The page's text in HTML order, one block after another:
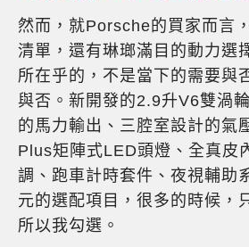
然而，就Porsche的買家而言
清單，還有琳瑯滿目的動力選
所在乎的，不是當下的需要與
與否。新開發的2.9升V6雙渦
的馬力輸出、三腔室設計的氣
Plus矩陣式LED頭燈、全真皮
調、跑車計時套件、夜視輔助
元的選配項目，很多的時候，
所以我勾選。